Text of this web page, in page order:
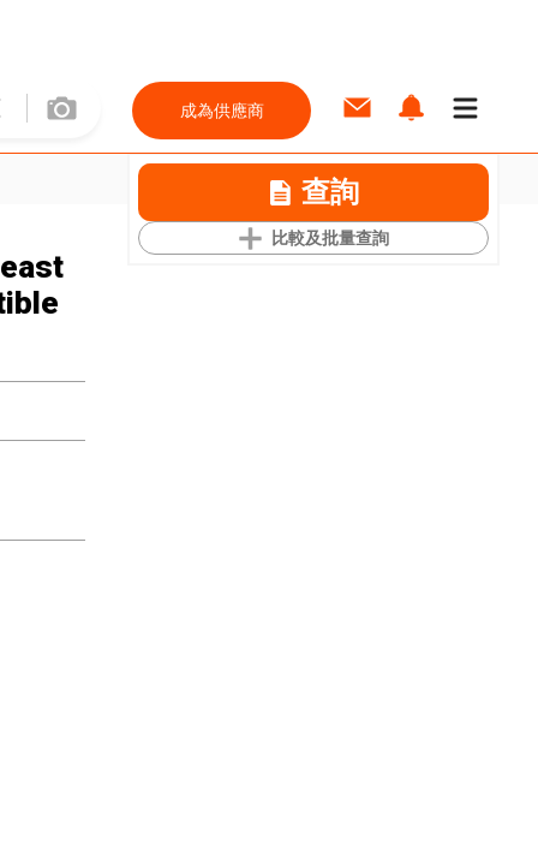
成為供應商
查詢
比較及批量查詢